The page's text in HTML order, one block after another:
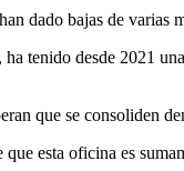
dado bajas de varias
tenido desde 2021
que se consoliden
que esta oficina es